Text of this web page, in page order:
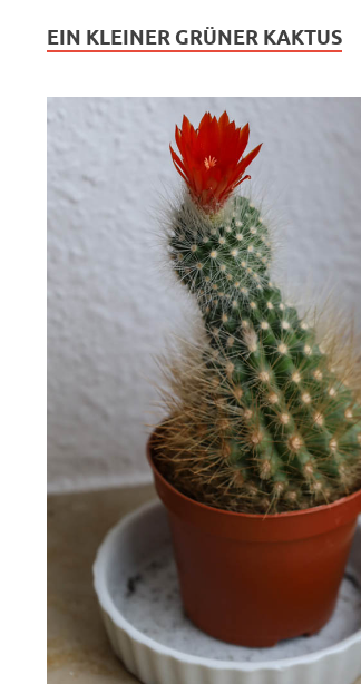
EIN KLEINER GRÜNER KAKTUS